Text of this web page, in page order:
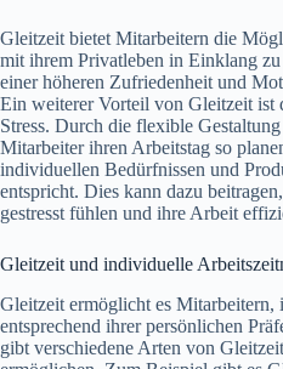
Gleitzeit bietet Mitarbeitern die
mit ihrem Privatleben in Einklang
einer höheren Zufriedenheit und
Ein weiterer Vorteil von Gleitzeit ist
Stress. Durch die flexible
Mitarbeiter ihren Arbeitstag so
individuellen Bedürfnissen und
entspricht. Dies kann dazu
gestresst fühlen und ihre Arbeit
Gleitzeit und individuelle
Gleitzeit ermöglicht es Mitarbeitern,
entsprechend ihrer persönlichen
gibt verschiedene Arten von